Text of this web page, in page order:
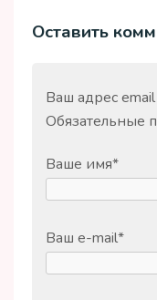
Оставить
Ваш адрес
Обязательные
Ваше имя*
Ваш e-mail*